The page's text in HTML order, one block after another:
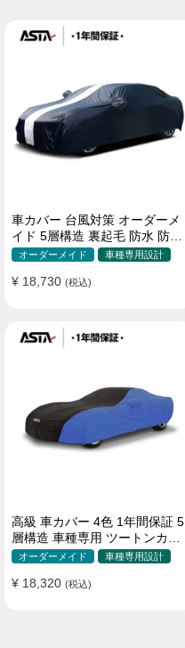
車カバー 台風対策 オーダーメ
イド 5層構造 裏起毛 防水 防雨
軽/普自動車 SUV対応 おすすめ
オーダーメイド 車種専用設計
¥ 18,730 (税込)
高級 車カバー 4色 1年間保証 5
層構造 車種専用 ツートンカラ
ー オーダーメイド 防水 耐久性
オーダーメイド 車種専用設計
¥ 18,320 (税込)